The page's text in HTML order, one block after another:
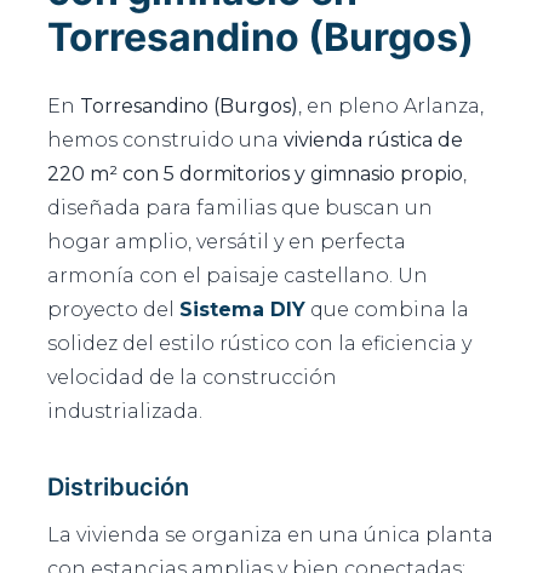
Torresandino (Burgos)
En Torresandino (Burgos), en pleno Arlanza,
hemos construido una vivienda rústica de
220 m² con 5 dormitorios y gimnasio propio,
diseñada para familias que buscan un
hogar amplio, versátil y en perfecta
armonía con el paisaje castellano. Un
proyecto del Sistema DIY que combina la
solidez del estilo rústico con la eficiencia y
velocidad de la construcción
industrializada.
Distribución
La vivienda se organiza en una única planta